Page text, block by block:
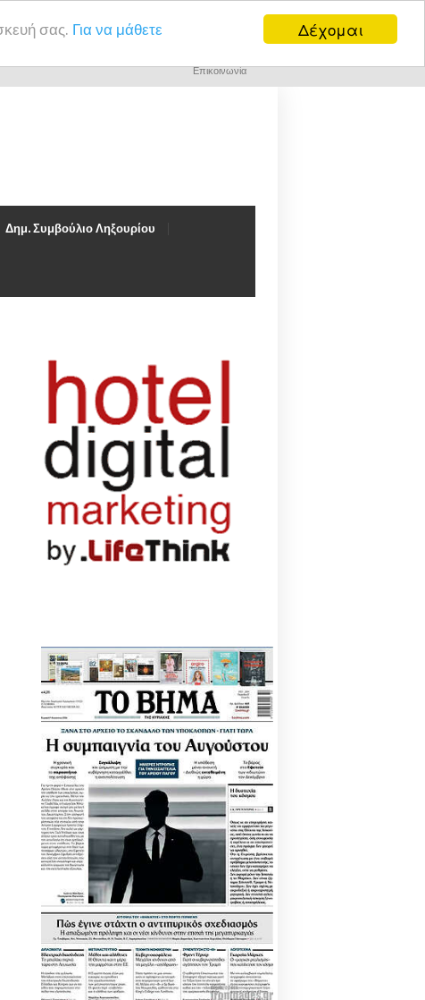
Δέχομαι
σας. Για να μάθετε
Επικοινωνία
Δημ. Συμβούλιο Ληξουρίου